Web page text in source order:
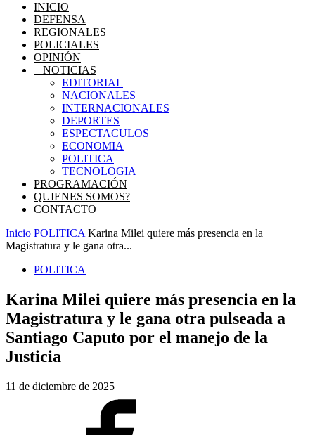
INICIO
DEFENSA
REGIONALES
POLICIALES
OPINIÓN
+ NOTICIAS
EDITORIAL
NACIONALES
INTERNACIONALES
DEPORTES
ESPECTACULOS
ECONOMIA
POLITICA
TECNOLOGIA
PROGRAMACIÓN
QUIENES SOMOS?
CONTACTO
Inicio POLITICA Karina Milei quiere más presencia en la
Magistratura y le gana otra...
POLITICA
Karina Milei quiere más presencia en la
Magistratura y le gana otra pulseada a
Santiago Caputo por el manejo de la
Justicia
11 de diciembre de 2025